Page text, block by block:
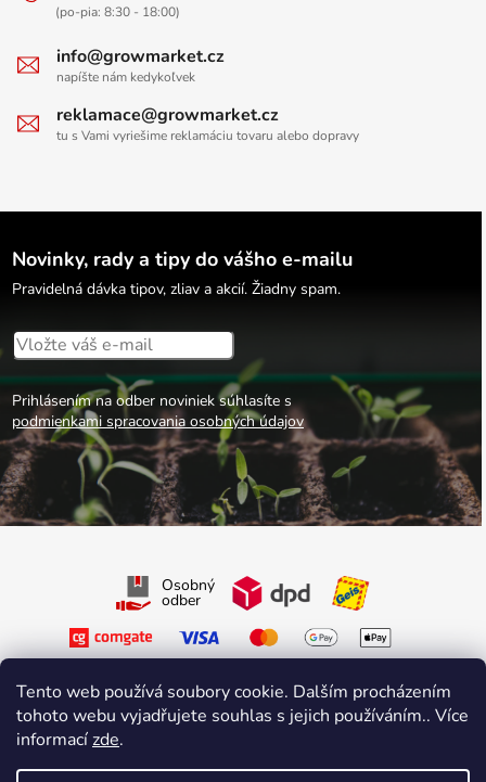
Tento web používá soubory cookie. Dalším procházením
tohoto webu vyjadřujete souhlas s jejich používáním.. Více
informacízde.
(po-pia: 8:30 - 18:00)
info@growmarket.cz
napíšte nám kedykoľvek
reklamace@growmarket.cz
tu s Vami vyriešime reklamáciu tovaru alebo dopravy
Novinky, rady a tipy do vášho e-mailu
Pravidelná dávka tipov, zliav a akcií. Žiadny spam.
Prihlásením na odber noviniek súhlasíte s
podmienkami spracovania osobných údajov
Osobný
odber
Sledujte nás na Instagrame